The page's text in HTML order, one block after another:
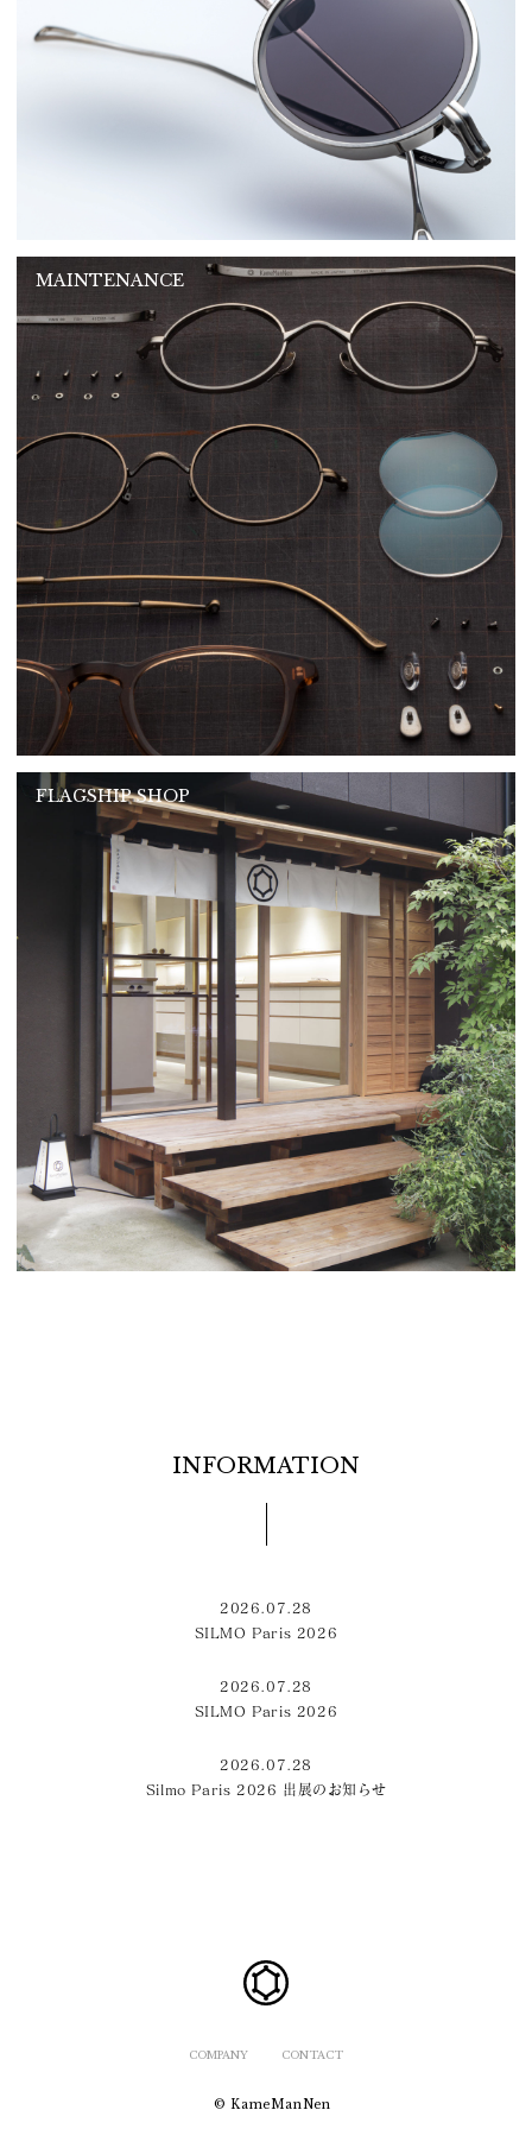
MAINTENANCE
FLAGSHIP SHOP
INFORMATION
2026.07.28
SILMO Paris 2026
2026.07.28
SILMO Paris 2026
2026.07.28
Silmo Paris 2026 出展のお知らせ
COMPANY CONTACT
© KameManNen